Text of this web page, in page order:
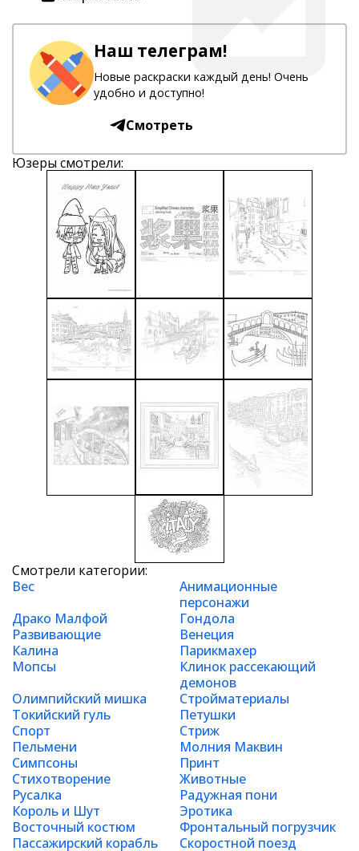
Наш телеграм!
Новые раскраски каждый день! Очень
удобно и доступно!
Смотреть
Юзеры смотрели:
Смотрели категории:
Вес
Анимационные
персонажи
Драко Малфой
Гондола
Развивающие
Венеция
Калина
Парикмахер
Мопсы
Клинок рассекающий
демонов
Олимпийский мишка
Стройматериалы
Токийский гуль
Петушки
Спорт
Стриж
Пельмени
Молния Маквин
Симпсоны
Принт
Стихотворение
Животные
Русалка
Радужная пони
Король и Шут
Эротика
Восточный костюм
Фронтальный погрузчик
Пассажирский корабль
Скоростной поезд